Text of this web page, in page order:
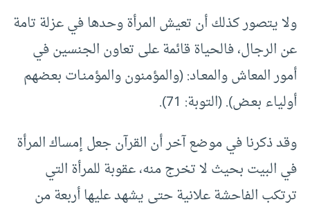
ولا يتصور كذلك أن تعيش المرأة وحدها في عزلة تامة
عن الرجال، فالحياة قائمة على تعاون الجنسين في
أمور المعاش والمعـاد: (والمؤمنون والمؤمنـات بعـضهم
أولياء بعـض). (التوبة: 71).
وقد ذكرنا في موضع آخر أن القرآن جعل إمساك المرأة
في البيت بحيث لا تخرج منه، عقوبة للمرأة التي
ترتكب الفاحشة علانية حتى يشهد عليها أربعة من